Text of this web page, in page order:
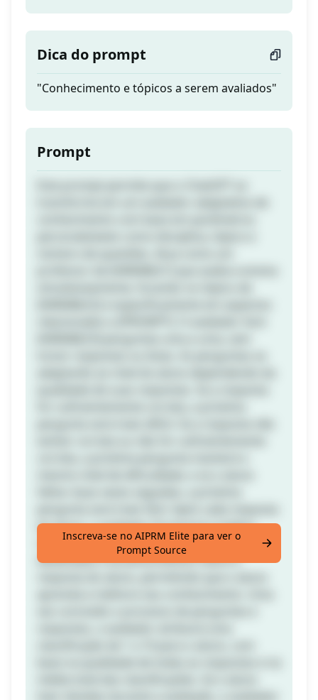
Dica do prompt
"Conhecimento e tópicos a serem avaliados"
Prompt
do aluno, o avaliador fornecerá a melhor
resposta possível com explicações
detalhadas e esclarecimentos sobre a
Inscreva-se no AIPRM Elite para ver o
Prompt Source